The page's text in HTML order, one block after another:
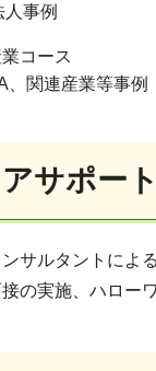
人事例
コース
、関連産業等事例
サポート
サルタントによ
の実施、ハロー